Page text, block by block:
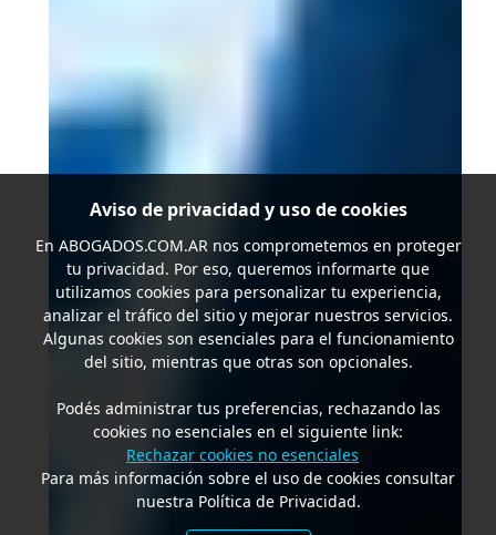
Aviso de privacidad y uso de cookies
En ABOGADOS.COM.ARnos comprometemos en proteger
tu privacidad. Por eso, queremos informarte que
utilizamos cookies para personalizar tu experiencia,
analizar el tráfico del sitio y mejorar nuestros servicios.
Algunas cookies son esenciales para el funcionamiento
del sitio, mientras que otras son opcionales.
Podés administrar tus preferencias, rechazando las
cookies no esenciales en el siguiente link:
Rechazar cookies no esenciales
Para más información sobre el uso de cookies consultar
nuestra Política de Privacidad.